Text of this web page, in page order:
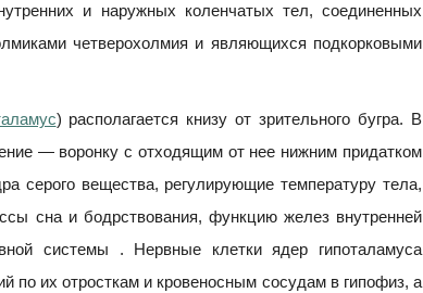
и наружных коленчатых тел, соединенных
четверохолмия и являющихся подкорковыми
) располагается книзу от зрительного бугра. В
— воронку с отходящим от нее нижним придатком
серого вещества, регулирующие температуру тела,
сна и бодрствования, функцию желез внутренней
системы . Нервные клетки ядер гипоталамуса
по их отросткам и кровеносным сосудам в гипофиз, а